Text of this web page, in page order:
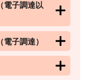
電子調達以
子調達）